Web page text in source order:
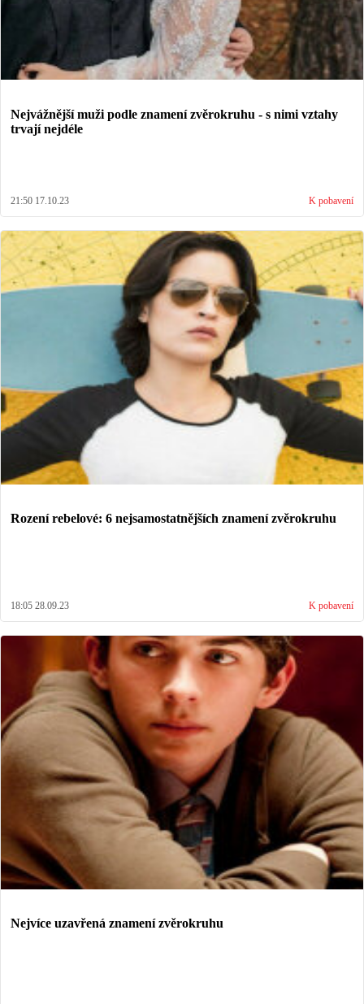
Nejvážnější muži podle znamení zvěrokruhu - s nimi vztahy
trvají nejdéle
21:50 17.10.23 K pobavení
Rození rebelové: 6 nejsamostatnějších znamení zvěrokruhu
18:05 28.09.23 K pobavení
Nejvíce uzavřená znamení zvěrokruhu